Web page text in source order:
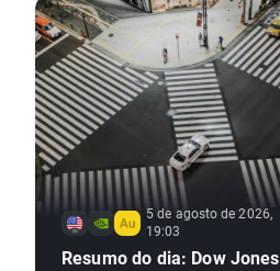
5 de agosto de 2026,
19:03
Resumo do dia: Dow Jones